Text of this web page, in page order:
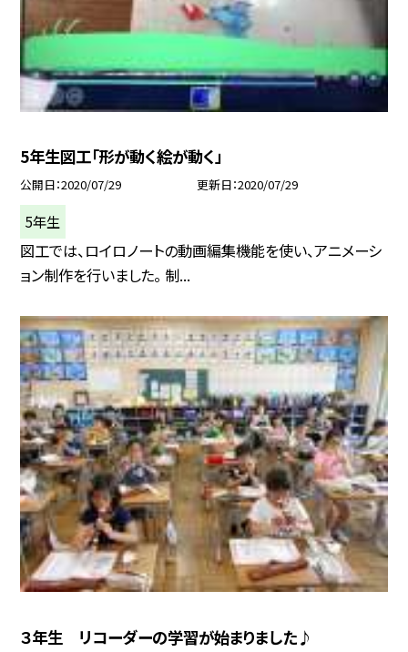
5年生図工「形が動く絵が動く」
公開日 2020/07/29 更新日 2020/07/29
5年生
図工では、ロイロノートの動画編集機能を使い、アニメーシ
ョン制作を行いました。 制...
３年生 リコーダーの学習が始まりました♪